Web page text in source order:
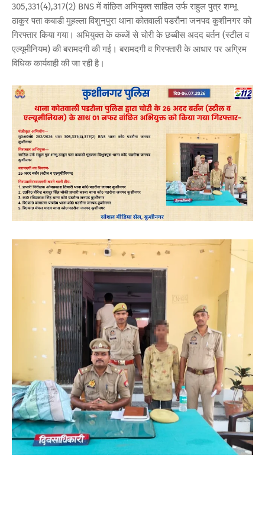
305,331(4),317(2) BNS में वांछित अभियुक्त साहिल उर्फ राहुल पुत्र शम्भू
ठाकुर पता कबाडी मुहल्ला विशुनपुरा थाना कोतवाली पडरौना जनपद कुशीनगर को
गिरफ्तार किया गया। अभियुक्त के कब्जें से चोरी के छब्बीस अदद बर्तन (स्टील व
एल्यूमीनियम) की बरामदगी की गई। बरामदगी व गिरफ्तारी के आधार पर अग्रिम
विधिक कार्यवाही की जा रही है।